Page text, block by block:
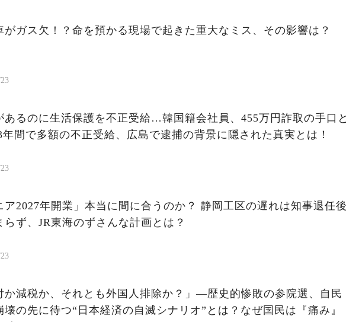
がガス欠！？命を預かる現場で起きた重大なミス、その影響は？
あるのに生活保護を不正受給…韓国籍会社員、455万円詐取の手口と
年間で多額の不正受給、広島で逮捕の背景に隠された真実とは！
ア2027年開業」本当に間に合うのか？ 静岡工区の遅れは知事退任後
らず、JR東海のずさんな計画とは？
か減税か、それとも外国人排除か？」―歴史的惨敗の参院選、自民
壊の先に待つ“日本経済の自滅シナリオ”とは？なぜ国民は『痛み』